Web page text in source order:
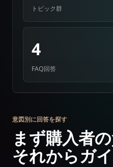
トピック群
4
FAQ回答
意図別に回答を探す
まず購入者
それからガ